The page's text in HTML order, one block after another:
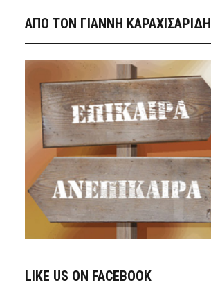
ΑΠΟ ΤΟΝ ΓΙΑΝΝΗ ΚΑΡΑΧΙΣΑΡΙΔΗ
LIKE US ON FACEBOOK